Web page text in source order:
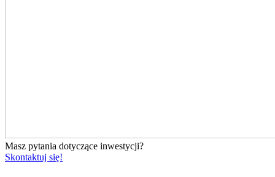
Masz pytania dotyczące inwestycji?
Skontaktuj się!